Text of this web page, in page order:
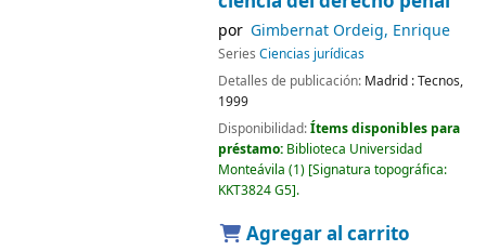
por Gimbernat Ordeig, Enrique
Series Ciencias jurídicas
Detalles de publicación: Madrid :Tecnos,
1999
Disponibilidad:Ítems disponibles para
préstamo: Biblioteca Universidad
Monteávila (1) Signatura topográfica:
KKT3824 G5 .
Agregar al carrito